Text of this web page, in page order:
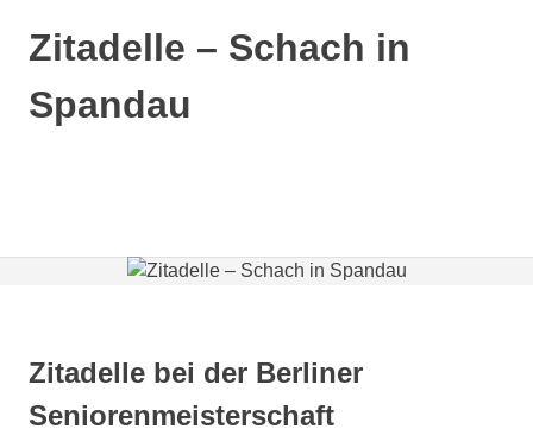
InhaltZitadelle – Schach in
Spandau
Zitadelle bei der Berliner
Seniorenmeisterschaft